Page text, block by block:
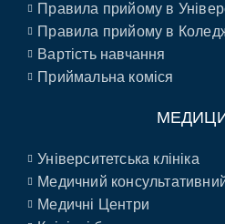
Правила прийому в
Правила прийому в
Вартість навчання
Приймальна коміся
Університетська клініка
Медичний
Медичні Центри